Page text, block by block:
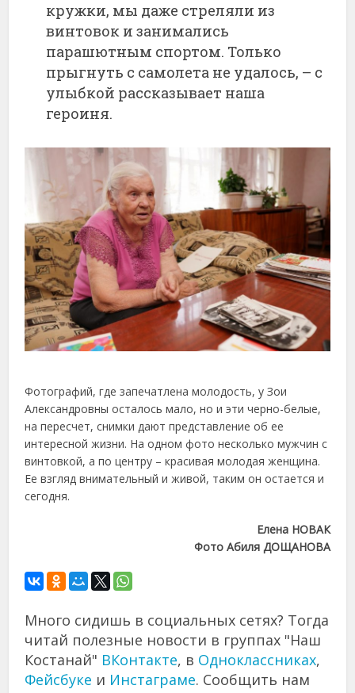
кружки, мы даже стреляли из
винтовок и занимались
парашютным спортом. Только
прыгнуть с самолета не удалось, – с
улыбкой рассказывает наша
героиня.
Фотографий, где запечатлена молодость, у Зои
Александровны осталось мало, но и эти черно-белые,
на пересчет, снимки дают представление об ее
интересной жизни. На одном фото несколько мужчин с
винтовкой, а по центру – красивая молодая женщина.
Ее взгляд внимательный и живой, таким он остается и
сегодня.
Елена НОВАК
Фото Абиля ДОЩАНОВА
Много сидишь в социальных сетях? Тогда
читай полезные новости в группах "Наш
Костанай" ВКонтакте, в Одноклассниках,
Фейсбуке и Инстаграме. Сообщить нам